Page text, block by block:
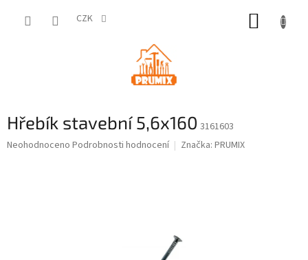
CZK
Hřebík stavební 5,6x160 3161603
Průměrné
Neohodnoceno Podrobnosti hodnocení Značka: PRUMIX